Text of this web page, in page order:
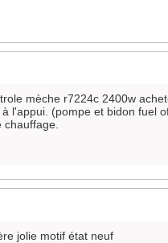
mèche r7224c 2400w
l'appui. (pompe et bidon fuel
jolie motif état neuf